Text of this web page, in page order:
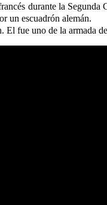
durante la Segunda
un escuadrón alemán.
El fue uno de la armada